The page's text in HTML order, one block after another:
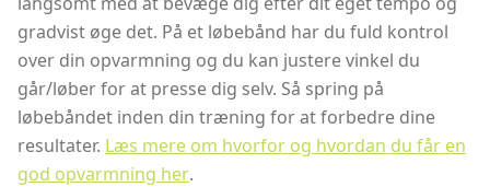
gradvist øge det. På et løbebånd har du fuld kontrol
over din opvarmning og du kan justere vinkel du
går/løber for at presse dig selv. Så spring på
løbebåndet inden din træning for at forbedre dine
resultater. Læs mere om hvorfor og hvordan du får en
god opvarmning her.